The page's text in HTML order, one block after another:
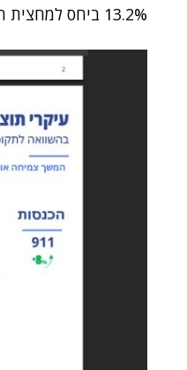
13.2% ביחס למחצית המקבילה. הגידול ב-EBITDA נבע בעיקר מהגידול ברווח הגולמי של הקבוצה.